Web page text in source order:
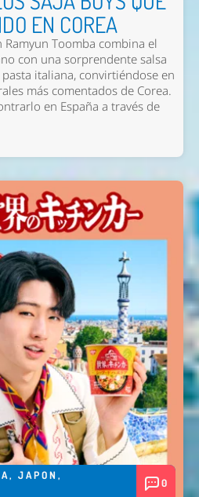
EN COREA
Toomba combina el
con una sorprendente salsa
italiana, convirtiéndose en
más comentados de Corea.
en España a través de
, JAPON ,
0